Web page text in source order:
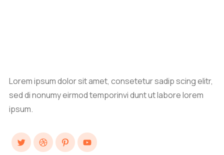
Lorem ipsum dolor sit amet, consetetur sadip scing elitr,
sed di nonumy eirmod temporinvi dunt ut labore lorem
ipsum.
TwitterDribbblePinterestYouTube